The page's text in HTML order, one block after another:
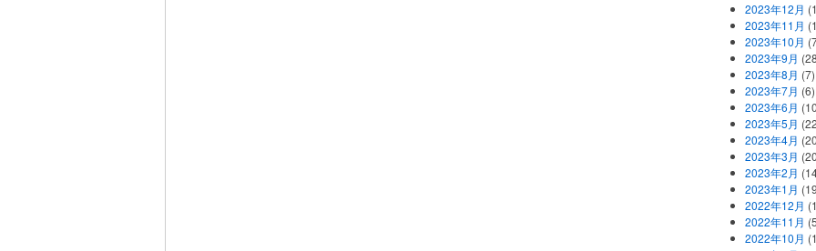
2023年12月
2023年11月
2023年10月
2023年9月
2023年8月 (7)
2023年7月 (6)
2023年6月
2023年5月
2023年4月
2023年3月
2023年2月
2023年1月
2022年12月
2022年11月
2022年10月